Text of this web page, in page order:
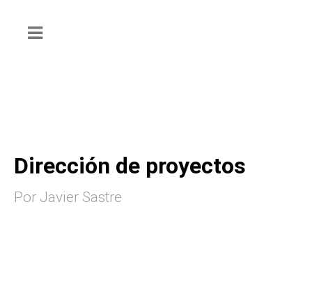
Dirección de proyectos
Por Javier Sastre